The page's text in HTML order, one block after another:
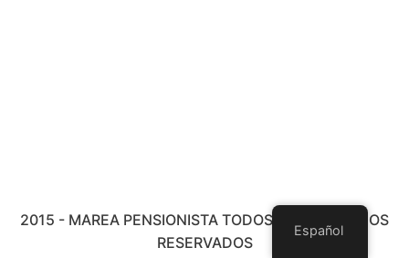
2015 - MAREA PENSIONISTA TODOS LOS DERECHOS
RESERVADOS
Español